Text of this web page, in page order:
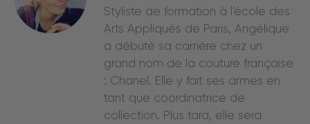
Styliste de formation à l'école des
Arts Appliqués de Paris, Angélique
a débuté sa carrière chez un
grand nom de la couture française
: Chanel. Elle y fait ses armes en
tant que coordinatrice de
collection. Plus tard, elle sera